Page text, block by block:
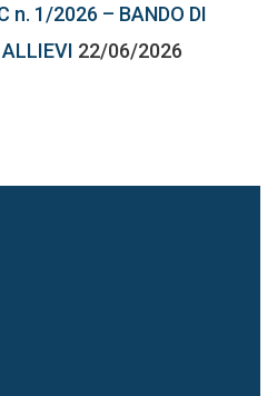
n. 1/2026 – BANDO DI
22/06/2026